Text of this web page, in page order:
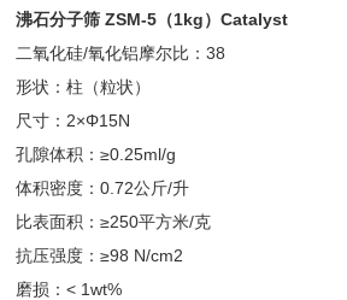
沸石分子筛 ZSM-5（1kg）Catalyst
二氧化硅/氧化铝摩尔比：38
形状：柱（粒状）
尺寸：2×Φ15N
孔隙体积：≥0.25ml/g
体积密度：0.72公斤/升
比表面积：≥250平方米/克
抗压强度：≥98 N/cm2
磨损：< 1wt%